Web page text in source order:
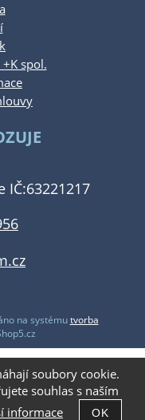
spol.
IČ:63221217
na systémutvorba
soubory cookie.
souhlas s naším
informace